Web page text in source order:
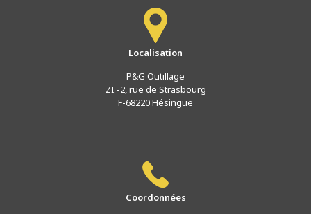
Localisation
P&G Outillage
ZI -2, rue de Strasbourg
F-68220 Hésingue
Coordonnées